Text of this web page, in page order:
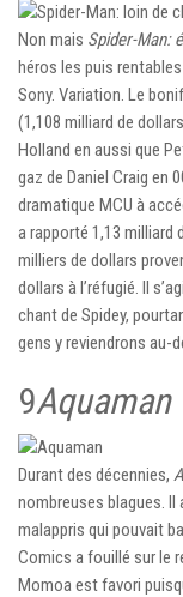
Non mais Spider-Man:
héros les puis
Sony. Variation. Le
(1,108 milliard de
Holland en aussi que
gaz de Daniel Craig en
dramatique MCU à
a rapporté 1,13 milliard
milliers de dollars
dollars à l’réfugié. Il
chant de Spidey,
gens y reviendrons au-
9Aquaman
Durant des décennies,
nombreuses blagues.
malappris qui pouvait
Comics a fouillé sur le
Momoa est favori